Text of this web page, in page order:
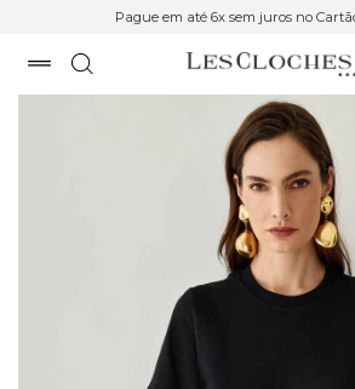
Pague em até 6x sem juros no